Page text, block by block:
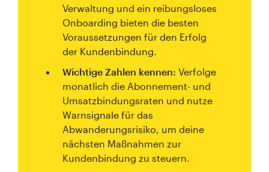
Verwaltung und ein reibungsloses
Onboarding bieten die besten
Voraussetzungen für den Erfolg
der Kundenbindung.
Wichtige Zahlen kennen: Verfolge
monatlich die Abonnement- und
Umsatzbindungsraten und nutze
Warnsignale für das
Abwanderungsrisiko, um deine
nächsten Maßnahmen zur
Kundenbindung zu steuern.